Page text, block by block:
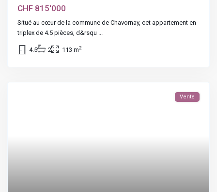
CHF 815'000
Situé au cœur de la commune de Chavornay, cet appartement en
triplex de 4.5 pièces, d&rsqu ...
4.5 2 113 m2
Vente